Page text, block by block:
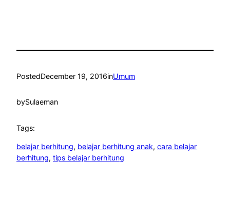
PostedDecember 19, 2016inUmum
bySulaeman
Tags:
belajar berhitung, belajar berhitung anak, cara belajar
berhitung, tips belajar berhitung